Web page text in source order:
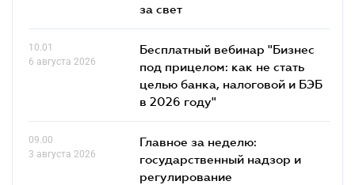
за свет
10.01
6 августа 2026
Бесплатный вебинар "Бизнес
под прицелом: как не стать
целью банка, налоговой и БЭБ
в 2026 году"
09.00
3 августа 2026
Главное за неделю:
государственный надзор и
регулирование